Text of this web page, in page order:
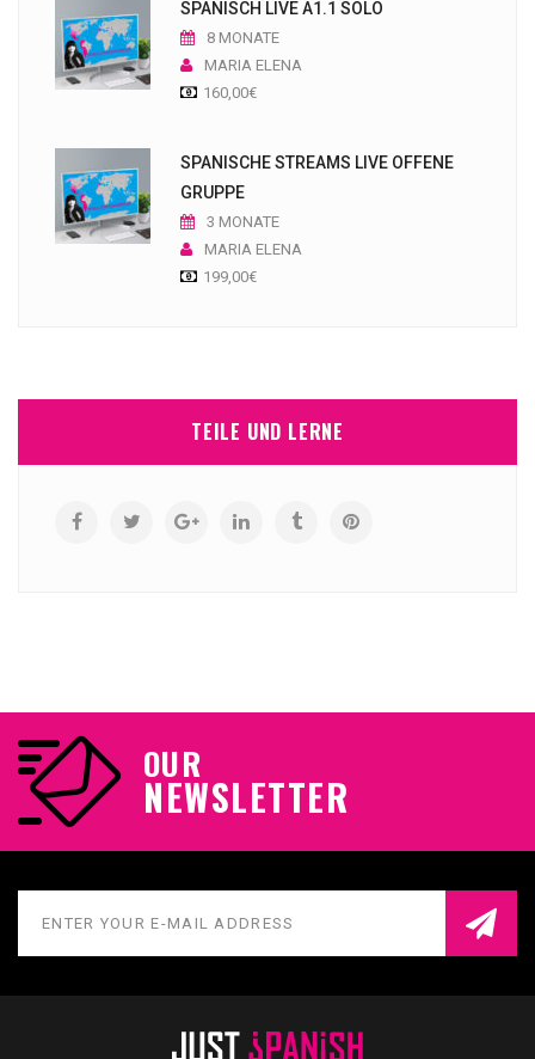
SPANISCH LIVE A1.1 SOLO
8 MONATE
MARIA ELENA
160,00€
SPANISCHE STREAMS LIVE OFFENE
GRUPPE
3 MONATE
MARIA ELENA
199,00€
TEILE UND LERNE
OUR
NEWSLETTER